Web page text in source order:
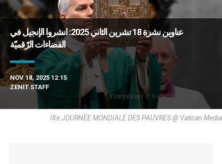
عناوين نشرة 18 تشرين الثاني 2025: انشروا الإنجيل في
الفضاءات الرّقميّة
NOV 18, 2025 12:15
ZENIT STAFF
IXe JOURNÉE MONDIALE DES PAUVRES @ Vatican Media